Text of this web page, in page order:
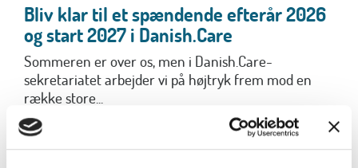
Bliv klar til et spændende efterår 2026
og start 2027 i Danish.Care
Sommeren er over os, men i Danish.Care-
sekretariatet arbejder vi på højtryk frem mod en
række store...
Læs mere